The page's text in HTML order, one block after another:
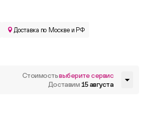
Доставка по Москве и РФ
Стоимостьвыберите сервис
Доставим 15 августа